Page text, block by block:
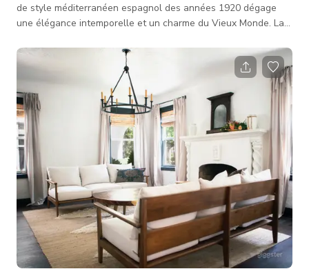
de style méditerranéen espagnol des années 1920 dégage
une élégance intemporelle et un charme du Vieux Monde. La
Beach, présentant des détails architecturaux mauresques et
espagnols exquis, des portes voûtées aux sols carrelés
finement travaillés et ferronneries ornées. L'intérieur spacieux
offre un mélange harmonieux de design classique et de luxe
contempor